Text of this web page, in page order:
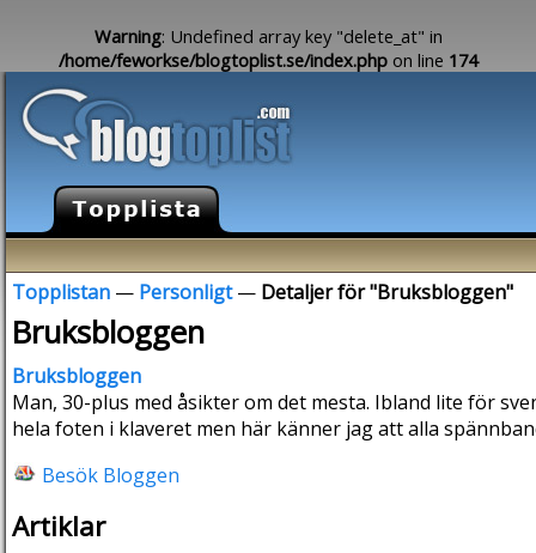
Warning: Undefined array key "delete_at" in
/home/feworkse/blogtoplist.se/index.php on line 174
Topplistan — Personligt— Detaljer för "Bruksbloggen"
Bruksbloggen
Bruksbloggen
Man, 30-plus med åsikter om det mesta. Ibland lite för
hela foten i klaveret men här känner jag att alla
Besök Bloggen
Artiklar